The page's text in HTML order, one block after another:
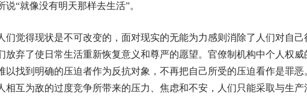
“就像没有明天那样去生活”。
们觉得现状是不可改变的，面对现实的无能为力感则消除了人们对自己
放弃了使日常生活重新恢复意义和尊严的愿望。官僚制机构中个人权威
以找到明确的压迫者作为反抗对象，不再把自己所受的压迫看作是罪恶
相互为敌的过度竞争所带来的压力、焦虑和不安，人们只能采取与生产